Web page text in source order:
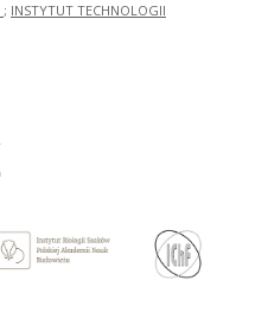
; INSTYTUT TECHNOLOGII